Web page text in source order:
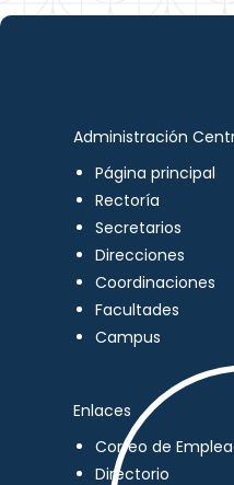
Administración
Página principal
Rectoría
Secretarios
Direcciones
Coordinaciones
Facultades
Campus
Enlaces
Correo de
Directorio